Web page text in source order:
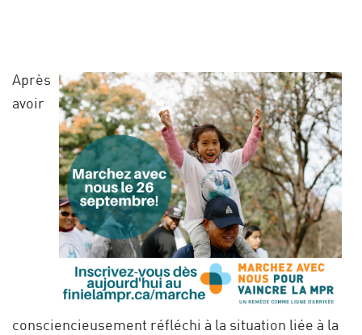
Après
avoir
consciencieusement réfléchi à la situation liée à la